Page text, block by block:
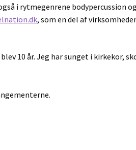
i rytmegenrene bodypercussion
, som en del af
10 år. Jeg har sunget i kirkekor,